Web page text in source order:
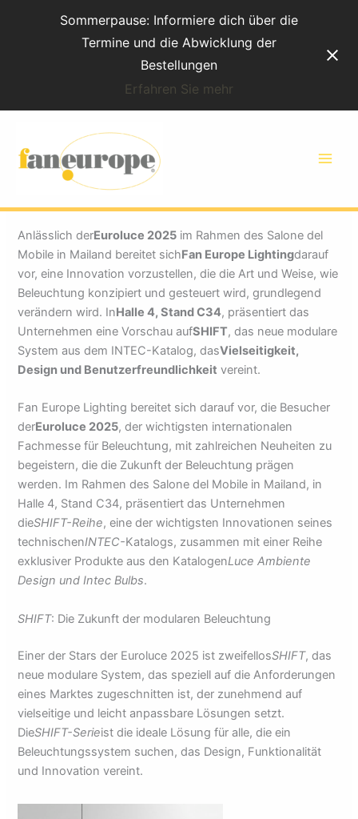
Sommerpause: Informiere dich über die
Termine und die Abwicklung der
Bestellungen
Erfahren Sie mehr
Fan Europe Lighting
präsentiert SHIFT erstmals
auf der Euroluce 2025
Anlässlich derEuroluce 2025 im Rahmen des Salone del
Mobile in Mailand bereitet sichFan Europe Lightingdarauf
vor, eine Innovation vorzustellen, die die Art und Weise, wie
Beleuchtung konzipiert und gesteuert wird, grundlegend
verändern wird. InHalle 4, Stand C34, präsentiert das
Unternehmen eine Vorschau aufSHIFT, das neue modulare
System aus dem INTEC-Katalog, dasVielseitigkeit,
Design und Benutzerfreundlichkeit vereint.
Fan Europe Lighting bereitet sich darauf vor, die Besucher
derEuroluce 2025, der wichtigsten internationalen
Fachmesse für Beleuchtung, mit zahlreichen Neuheiten zu
begeistern, die die Zukunft der Beleuchtung prägen
werden. Im Rahmen des Salone del Mobile in Mailand, in
Halle 4, Stand C34, präsentiert das Unternehmen
dieSHIFT-Reihe, eine der wichtigsten Innovationen seines
technischenINTEC-Katalogs, zusammen mit einer Reihe
exklusiver Produkte aus den KatalogenLuce Ambiente
Design und Intec Bulbs.
SHIFT: Die Zukunft der modularen Beleuchtung
Einer der Stars der Euroluce 2025 ist zweifellosSHIFT, das
neue modulare System, das speziell auf die Anforderungen
eines Marktes zugeschnitten ist, der zunehmend auf
vielseitige und leicht anpassbare Lösungen setzt.
DieSHIFT-Serieist die ideale Lösung für alle, die ein
Beleuchtungssystem suchen, das Design, Funktionalität
und Innovation vereint.